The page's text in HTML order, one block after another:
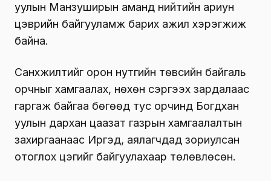
уулын Манзуширын аманд нийтийн ариун
цэврийн байгууламж барих ажил хэрэгжиж
байна.
Санхүүжилтийг орон нутгийн төвсийн байгаль
орчныг хамгаалах, нөхөн сэргээх зардалаас
гаргаж байгаа бөгөөд тус орчинд Богдхан
уулын дархан цаазат газрын хамгаалалтын
захиргаанаас Иргэд, аялагчдад зориулсан
отоглох цэгийг байгуулахаар төлөвлөсөн.